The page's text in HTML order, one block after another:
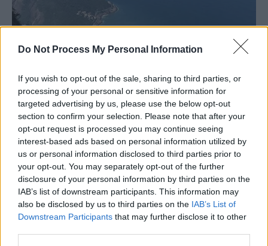
Do Not Process My Personal Information
If you wish to opt-out of the sale, sharing to third parties, or
processing of your personal or sensitive information for
targeted advertising by us, please use the below opt-out
section to confirm your selection. Please note that after your
opt-out request is processed you may continue seeing
interest-based ads based on personal information utilized by
us or personal information disclosed to third parties prior to
your opt-out. You may separately opt-out of the further
disclosure of your personal information by third parties on the
IAB’s list of downstream participants. This information may
also be disclosed by us to third parties on the IAB’s List of
Downstream Participants that may further disclose it to other